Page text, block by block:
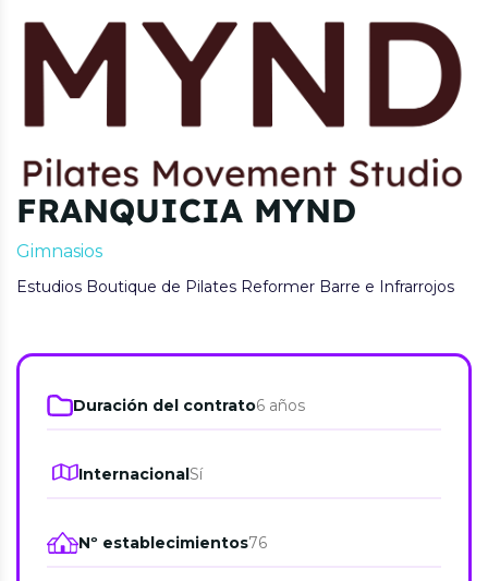
FRANQUICIA MYND
Gimnasios
Estudios Boutique de Pilates Reformer Barre e Infrarrojos
Duración del contrato6 años
InternacionalSí
Nº establecimientos76